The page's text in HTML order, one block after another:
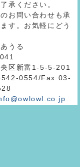
承ください。
お問い合わせも承
す。お気軽にどう
うる
央区新富1-5-5-201
0554/Fax:03-